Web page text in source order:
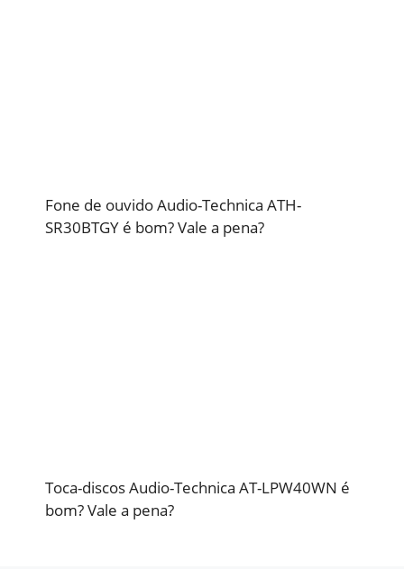
Fone de ouvido Audio-Technica ATH-
SR30BTGY é bom? Vale a pena?
Toca-discos Audio-Technica AT-LPW40WN é
bom? Vale a pena?